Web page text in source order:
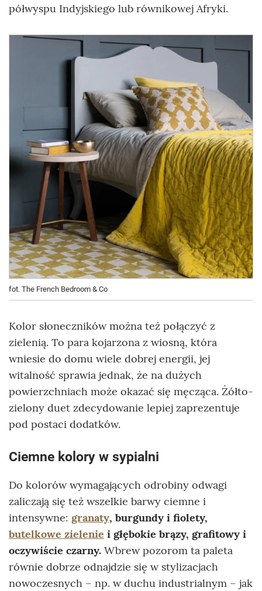
półwyspu Indyjskiego lub równikowej Afryki.
fot. The French Bedroom & Co
Kolor słoneczników można też połączyć z
zielenią. To para kojarzona z wiosną, która
wniesie do domu wiele dobrej energii, jej
witalność sprawia jednak, że na dużych
powierzchniach może okazać się męcząca. Żółto-
zielony duet zdecydowanie lepiej zaprezentuje
pod postaci dodatków.
Ciemne kolory w sypialni
Do kolorów wymagających odrobiny odwagi
zaliczają się też wszelkie barwy ciemne i
intensywne: granaty, burgundy i fiolety,
butelkowe zielenie i głębokie brązy, grafitowy i
oczywiście czarny. Wbrew pozorom ta paleta
równie dobrze odnajdzie się w stylizacjach
nowoczesnych – np. w duchu industrialnym – jak